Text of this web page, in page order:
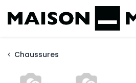
Chaussures